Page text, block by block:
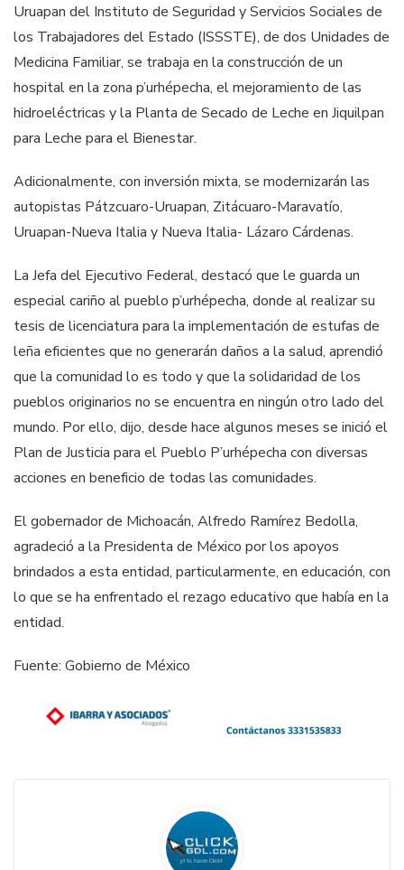
Uruapan del Instituto de Seguridad y Servicios Sociales de
los Trabajadores del Estado (ISSSTE), de dos Unidades de
Medicina Familiar, se trabaja en la construcción de un
hospital en la zona p’urhépecha, el mejoramiento de las
hidroeléctricas y la Planta de Secado de Leche en Jiquilpan
para Leche para el Bienestar.
Adicionalmente, con inversión mixta, se modernizarán las
autopistas Pátzcuaro-Uruapan, Zitácuaro-Maravatío,
Uruapan-Nueva Italia y Nueva Italia- Lázaro Cárdenas.
La Jefa del Ejecutivo Federal, destacó que le guarda un
especial cariño al pueblo p’urhépecha, donde al realizar su
tesis de licenciatura para la implementación de estufas de
leña eficientes que no generarán daños a la salud, aprendió
que la comunidad lo es todo y que la solidaridad de los
pueblos originarios no se encuentra en ningún otro lado del
mundo. Por ello, dijo, desde hace algunos meses se inició el
Plan de Justicia para el Pueblo P’urhépecha con diversas
acciones en beneficio de todas las comunidades.
El gobernador de Michoacán, Alfredo Ramírez Bedolla,
agradeció a la Presidenta de México por los apoyos
brindados a esta entidad, particularmente, en educación, con
lo que se ha enfrentado el rezago educativo que había en la
entidad.
Fuente: Gobierno de México